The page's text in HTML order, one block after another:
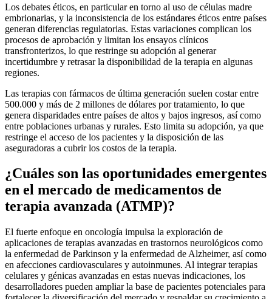
Los debates éticos, en particular en torno al uso de células madre
embrionarias, y la inconsistencia de los estándares éticos entre países
generan diferencias regulatorias. Estas variaciones complican los
procesos de aprobación y limitan los ensayos clínicos
transfronterizos, lo que restringe su adopción al generar
incertidumbre y retrasar la disponibilidad de la terapia en algunas
regiones.
Las terapias con fármacos de última generación suelen costar entre
500.000 y más de 2 millones de dólares por tratamiento, lo que
genera disparidades entre países de altos y bajos ingresos, así como
entre poblaciones urbanas y rurales. Esto limita su adopción, ya que
restringe el acceso de los pacientes y la disposición de las
aseguradoras a cubrir los costos de la terapia.
¿Cuáles son las oportunidades emergentes
en el mercado de medicamentos de
terapia avanzada (ATMP)?
El fuerte enfoque en oncología impulsa la exploración de
aplicaciones de terapias avanzadas en trastornos neurológicos como
la enfermedad de Parkinson y la enfermedad de Alzheimer, así como
en afecciones cardiovasculares y autoinmunes. Al integrar terapias
celulares y génicas avanzadas en estas nuevas indicaciones, los
desarrolladores pueden ampliar la base de pacientes potenciales para